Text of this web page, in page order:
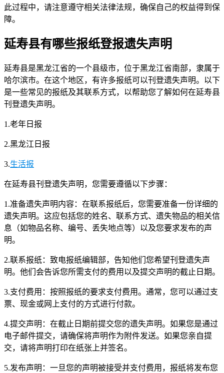
此过程中，请注意遵守相关法律法规，确保自己的权益得到保
障。
延寿县有哪些报纸登报遗失声明
延寿县是黑龙江省的一个县级市，位于黑龙江省南部，隶属于
哈尔滨市。在这个地区，有许多报纸可以刊登遗失声明。以下
是一些常见的报纸及其联系方式，以帮助您了解如何在延寿县
刊登遗失声明。
1.老年日报
2.黑龙江日报
3.生活报
在延寿县刊登遗失声明，您需要遵循以下步骤：
1.准备遗失声明内容：在联系报纸后，您需要准备一份详细的
遗失声明。这应包括您的姓名、联系方式、遗失物品的相关信
息（如物品名称、编号、丢失地点等）以及您要求发布的声
明。
2.联系报纸：致电报纸编辑部，告知他们您希望刊登遗失声
明。他们会告诉您所需支付的费用以及提交声明的截止日期。
3.支付费用：按照报纸的要求支付费用。通常，您可以通过支
票、现金或网上支付的方式进行付款。
4.提交声明：在截止日期前提交您的遗失声明。如果您是通过
电子邮件提交，请确保将声明作为附件发送。如果您亲自提
交，请将声明打印在纸张上并签名。
5.发布声明：一旦您的声明被接受并支付费用，报纸将发布您